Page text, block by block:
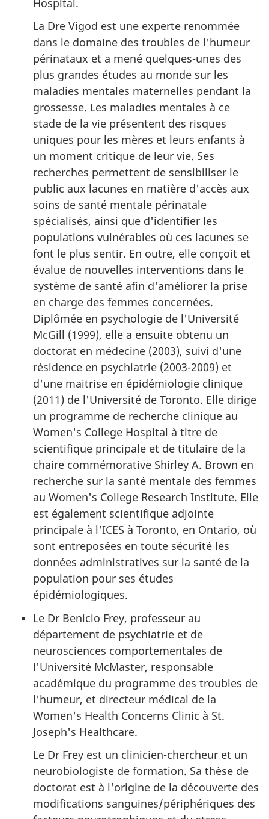
La Dre Vigod est une experte renommée
dans le domaine des troubles de l'humeur
périnataux et a mené quelques-unes des
plus grandes études au monde sur les
maladies mentales maternelles pendant la
grossesse. Les maladies mentales à ce
stade de la vie présentent des risques
uniques pour les mères et leurs enfants à
un moment critique de leur vie. Ses
recherches permettent de sensibiliser le
public aux lacunes en matière d'accès aux
soins de santé mentale périnatale
spécialisés, ainsi que d'identifier les
populations vulnérables où ces lacunes se
font le plus sentir. En outre, elle conçoit et
évalue de nouvelles interventions dans le
système de santé afin d'améliorer la prise
en charge des femmes concernées.
Diplômée en psychologie de l'Université
McGill (1999), elle a ensuite obtenu un
doctorat en médecine (2003), suivi d'une
résidence en psychiatrie (2003-2009) et
d'une maitrise en épidémiologie clinique
(2011) de l'Université de Toronto. Elle dirige
un programme de recherche clinique au
Women's College Hospital à titre de
scientifique principale et de titulaire de la
chaire commémorative Shirley A. Brown en
recherche sur la santé mentale des femmes
au Women's College Research Institute. Elle
est également scientifique adjointe
principale à l'ICES à Toronto, en Ontario, où
sont entreposées en toute sécurité les
données administratives sur la santé de la
population pour ses études
épidémiologiques.
Le Dr Benicio Frey, professeur au
département de psychiatrie et de
neurosciences comportementales de
l'Université McMaster, responsable
académique du programme des troubles de
l'humeur, et directeur médical de la
Women's Health Concerns Clinic à St.
Joseph's Healthcare.
Le Dr Frey est un clinicien-chercheur et un
neurobiologiste de formation. Sa thèse de
doctorat est à l'origine de la découverte des
modifications sanguines/périphériques des